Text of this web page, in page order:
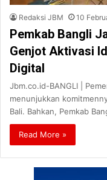
Redaksi JBM 10
Pemkab Bangli
Genjot Aktivasi
Digital
Jbm.co.id-BANGLI |
menunjukkan
Bali. Bahkan, Pemkab
Read More »